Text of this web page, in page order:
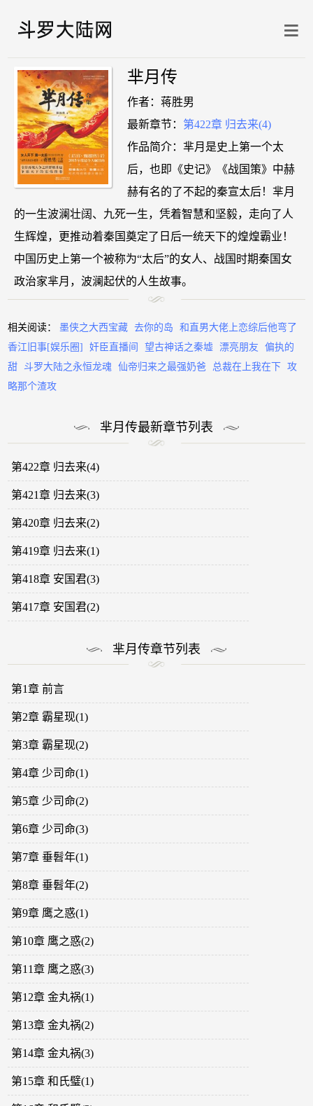
芈月传
作者：蒋胜男
最新章节： 第422章 归去来(4)
作品简介：芈月是史上第一个太
后，也即《史记》《战国策》中赫
赫有名的了不起的秦宣太后！芈月
的一生波澜壮阔、九死一生，凭着智慧和坚毅，走向了人
生辉煌，更推动着秦国奠定了日后一统天下的煌煌霸业！
中国历史上第一个被称为“太后”的女人、战国时期秦国女
政治家芈月，波澜起伏的人生故事。
相关阅读：墨侠之大西宝藏 去你的岛
和直男大佬上恋综后他弯了
香江旧事[娱乐圈]
奸臣直播间 望古神话之秦墟 漂亮朋友
偏执的
甜
斗罗大陆之永恒龙魂 仙帝归来之最强奶爸 总裁在上我在下
攻
略那个渣攻
芈月传最新章节列表
第422章 归去来(4)
第421章 归去来(3)
第420章 归去来(2)
第419章 归去来(1)
第418章 安国君(3)
第417章 安国君(2)
芈月传章节列表
第1章 前言
第2章 霸星现(1)
第3章 霸星现(2)
第4章 少司命(1)
第5章 少司命(2)
第6章 少司命(3)
第7章 垂髫年(1)
第8章 垂髫年(2)
第9章 鹰之惑(1)
第10章 鹰之惑(2)
第11章 鹰之惑(3)
第12章 金丸祸(1)
第13章 金丸祸(2)
第14章 金丸祸(3)
第15章 和氏璧(1)